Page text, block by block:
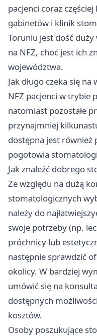
pacjenci coraz
gabinetów i klinik
Toruniu jest dość
na NFZ, choć jest ich
województwa.
Jak długo czeka się
NFZ pacjenci w trybie
natomiast pozostałe
przynajmniej
dostępna jest również
pogotowia
Jak znaleźć dobrego
Ze względu na dużą
stomatologicznych
należy do
swoje potrzeby (np.
próchnicy lub
następnie sprawdzić
okolicy. W bardziej
umówić się na
dostępnych
kosztów.
Osoby poszukujące